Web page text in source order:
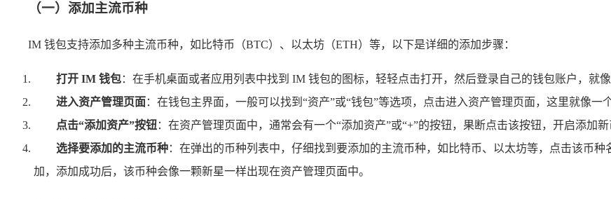
（一）添加主流币种
IM 钱包支持添加多种主流币种，如比特币（BTC）、以太坊（ETH）等，以下是详细的添加步骤：
打开 IM 钱包：在手机桌面或者应用列表中找到 IM 钱包的图标，轻轻点击打开，然后登录自己的钱包账户，就
进入资产管理页面：在钱包主界面，一般可以找到“资产”或“钱包”等选项，点击进入资产管理页面，这里就像一
点击“添加资产”按钮：在资产管理页面中，通常会有一个“添加资产”或“+”的按钮，果断点击该按钮，开启添加新
选择要添加的主流币种：在弹出的币种列表中，仔细找到要添加的主流币种，如比特币、以太坊等，点击该币
加，添加成功后，该币种会像一颗新星一样出现在资产管理页面中。